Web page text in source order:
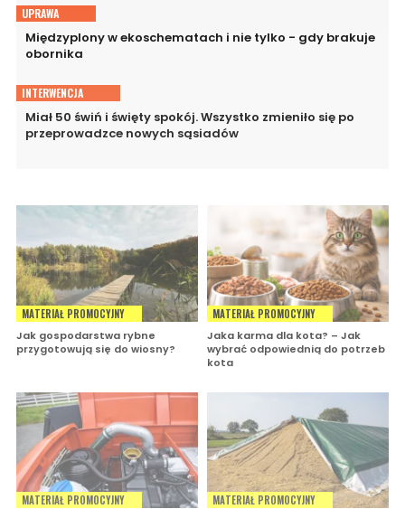
UPRAWA
Międzyplony w ekoschematach i nie tylko - gdy brakuje
obornika
INTERWENCJA
Miał 50 świń i święty spokój. Wszystko zmieniło się po
przeprowadzce nowych sąsiadów
MATERIAŁ PROMOCYJNY
Jak gospodarstwa rybne
przygotowują się do wiosny?
MATERIAŁ PROMOCYJNY
Jaka karma dla kota? – Jak
wybrać odpowiednią do potrzeb
kota
MATERIAŁ PROMOCYJNY
MATERIAŁ PROMOCYJNY